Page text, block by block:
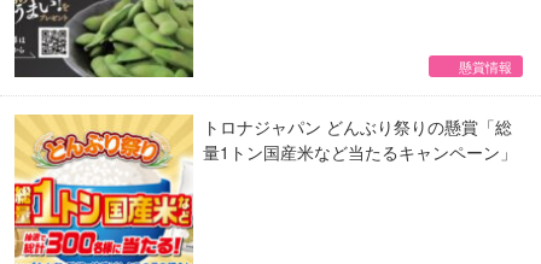
懸賞情報
トロナジャパン どんぶり祭りの懸賞「総
量1トン国産米など当たるキャンペーン」